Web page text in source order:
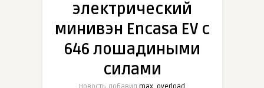
электрический
минивэн Encasa EV с
646 лошадиными
силами